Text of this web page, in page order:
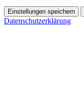
Einstellungen speichern
Datenschutzerklärung